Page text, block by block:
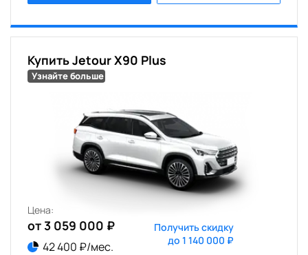
Купить Jetour X90 Plus
Узнайте больше
Цена:
от 3 059 000 ₽
42 400 ₽/мес.
Получить скидку
до 1 140 000 ₽